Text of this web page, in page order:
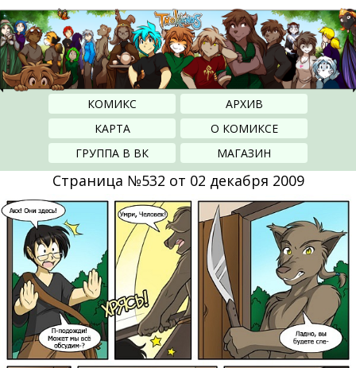
КОМИКС
АРХИВ
КАРТА
О КОМИКСЕ
ГРУППА В ВК
МАГАЗИН
Страница №532 от 02 декабря 2009